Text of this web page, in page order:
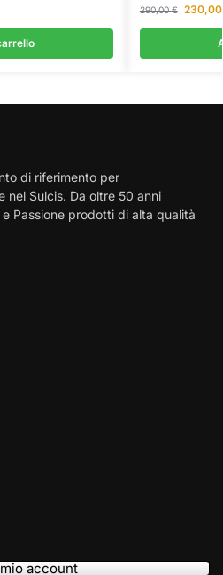
290,00€
di riferimento per
nel Sulcis. Da oltre 50 anni
Passione prodotti di alta qualità
account